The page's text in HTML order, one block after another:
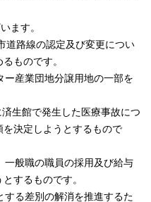
ます。
道路線の認定及び変更につい
ものです。
産業団地分譲用地の一部を
生館で発生した医療事故につ
決定しようとするもので
一般職の職員の採用及び給与
するものです。
る差別の解消を推進するた